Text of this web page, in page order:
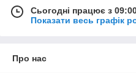
Сьогодні працює з
Показати весь графік
Про нас